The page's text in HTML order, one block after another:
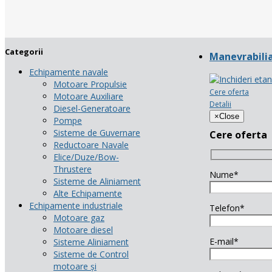
Categorii
Echipamente navale
Motoare Propulsie
Motoare Auxiliare
Diesel-Generatoare
Pompe
Sisteme de Guvernare
Reductoare Navale
Elice/Duze/Bow-
Thrustere
Sisteme de Aliniament
Alte Echipamente
Echipamente industriale
Motoare gaz
Motoare diesel
Sisteme Aliniament
Sisteme de Control
motoare și
Cere oferta
Detalii
×Close
Cere oferta
Nume*
Telefon*
E-mail*